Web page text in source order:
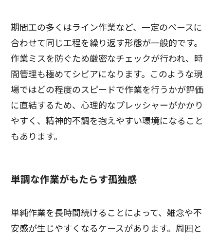
期間工の多くはライン作業など、一定のペースに
合わせて同じ工程を繰り返す形態が一般的です。
作業ミスを防ぐため厳密なチェックが行われ、時
間管理も極めてシビアになります。このような現
場ではどの程度のスピードで作業を行うかが評価
に直結するため、心理的なプレッシャーがかかり
やすく、精神的不調を抱えやすい環境になること
もあります。
単調な作業がもたらす孤独感
単純作業を長時間続けることによって、雑念や不
安感が生じやすくなるケースがあります。周囲と